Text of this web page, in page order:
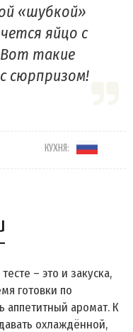
«шубкой»
яйцо с
такие
сюрпризом!
КУХНЯ:
– это и закуска,
готовки по
аппетитный аромат. К
охлаждённой,